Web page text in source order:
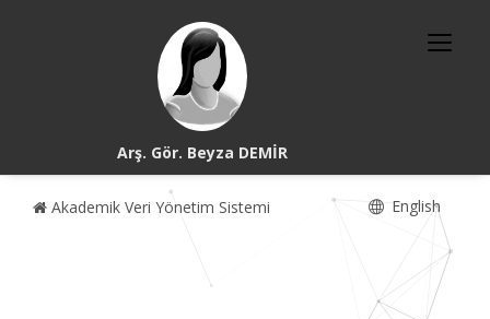
Arş. Gör. Beyza DEMİR
Akademik Veri Yönetim Sistemi English